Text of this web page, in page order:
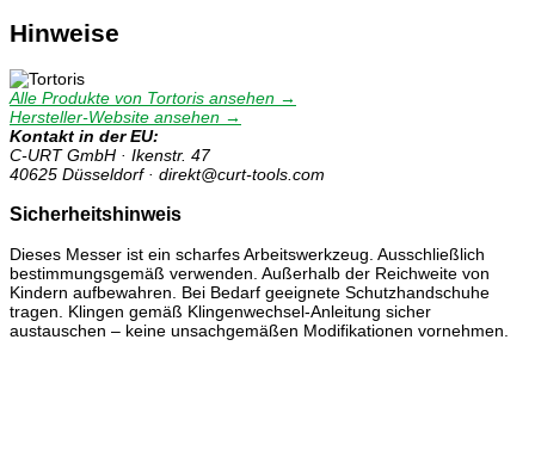
Hinweise
Alle Produkte von Tortoris ansehen →
Hersteller-Website ansehen →
Kontakt in der EU:
C-URT GmbH · Ikenstr. 47
40625 Düsseldorf · direkt@curt-tools.com
Sicherheitshinweis
Dieses Messer ist ein scharfes Arbeitswerkzeug. Ausschließlich
bestimmungsgemäß verwenden. Außerhalb der Reichweite von
Kindern aufbewahren. Bei Bedarf geeignete Schutzhandschuhe
tragen. Klingen gemäß Klingenwechsel-Anleitung sicher
austauschen – keine unsachgemäßen Modifikationen vornehmen.